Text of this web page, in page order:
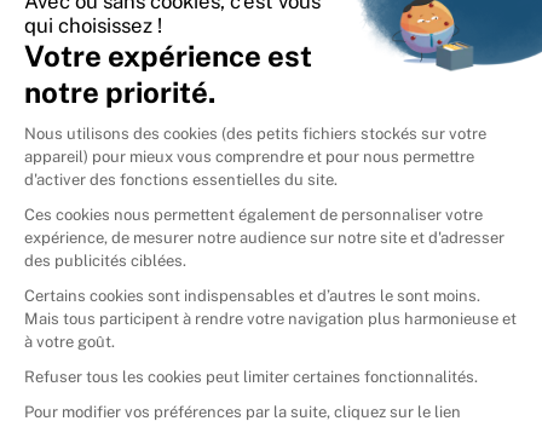
International
🇪🇸 Espagne
🇩🇪Allemagne
🇮🇹 Italie